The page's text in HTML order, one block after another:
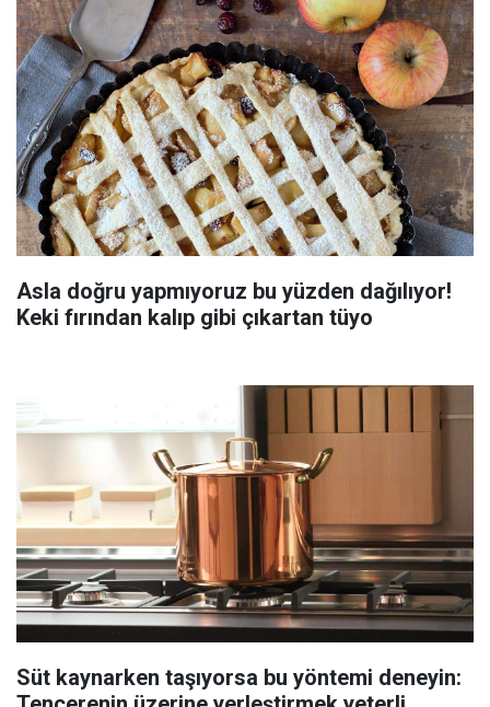
Asla doğru yapmıyoruz bu yüzden dağılıyor!
Keki fırından kalıp gibi çıkartan tüyo
Süt kaynarken taşıyorsa bu yöntemi deneyin: